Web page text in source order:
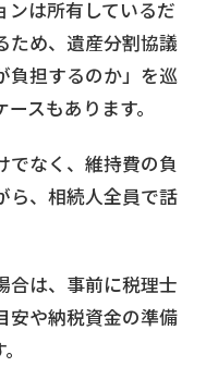
ンは所有しているだ
ため、遺産分割協議
負担するのか」を巡
スもあります。
でなく、維持費の負
ら、相続人全員で話
合は、事前に税理士
安や納税資金の準備